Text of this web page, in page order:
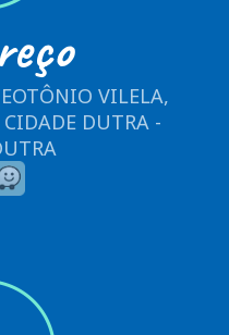
VILELA,
DUTRA -